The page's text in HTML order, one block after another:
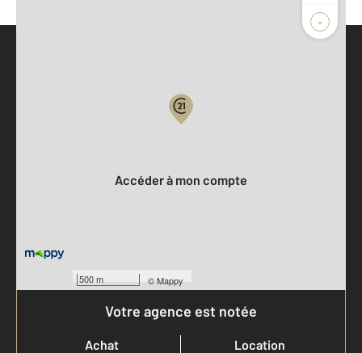
-
500 m ©Mappy
Accéder à mon compte
Votre agence est notée
Achat
Location